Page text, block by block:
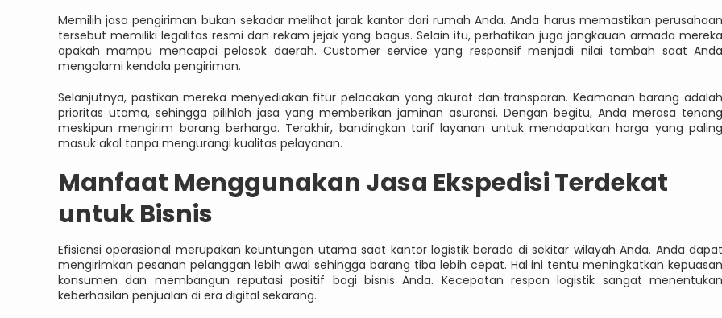
Memilih jasa pengiriman bukan sekadar melihat jarak kantor dari rumah Anda. Anda harus memastikan perusahaan
tersebut memiliki legalitas resmi dan rekam jejak yang bagus. Selain itu, perhatikan juga jangkauan armada mereka
apakah mampu mencapai pelosok daerah. Customer service yang responsif menjadi nilai tambah saat Anda
mengalami kendala pengiriman.
Selanjutnya, pastikan mereka menyediakan fitur pelacakan yang akurat dan transparan. Keamanan barang adalah
prioritas utama, sehingga pilihlah jasa yang memberikan jaminan asuransi. Dengan begitu, Anda merasa tenang
meskipun mengirim barang berharga. Terakhir, bandingkan tarif layanan untuk mendapatkan harga yang paling
masuk akal tanpa mengurangi kualitas pelayanan.
Manfaat Menggunakan Jasa Ekspedisi Terdekat
untuk Bisnis
Efisiensi operasional merupakan keuntungan utama saat kantor logistik berada di sekitar wilayah Anda. Anda dapat
mengirimkan pesanan pelanggan lebih awal sehingga barang tiba lebih cepat. Hal ini tentu meningkatkan kepuasan
konsumen dan membangun reputasi positif bagi bisnis Anda. Kecepatan respon logistik sangat menentukan
keberhasilan penjualan di era digital sekarang.